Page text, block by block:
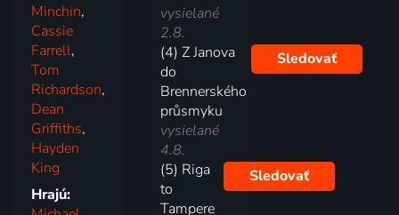
Minchin,
Cassie
Farrell,
Tom
Richardson,
Dean
Griffiths,
Hayden
King
Hrajú:
vysielané
2.8.
(4) Z Janova
do
Brennerského
průsmyku
vysielané
4.8.
Sledovať
(5) Riga
to
Tampere
Sledovať